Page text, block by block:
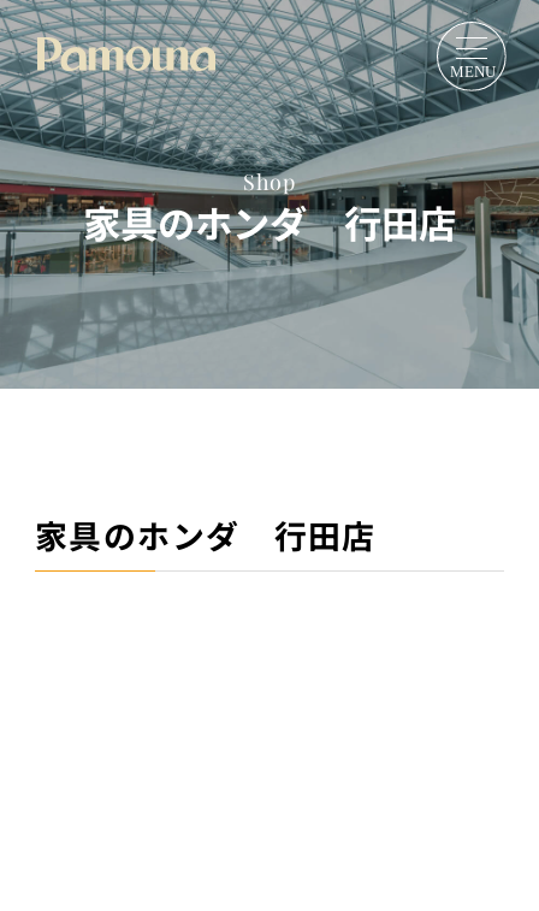
Shop
家具のホンダ 行田店
家具のホンダ 行田店